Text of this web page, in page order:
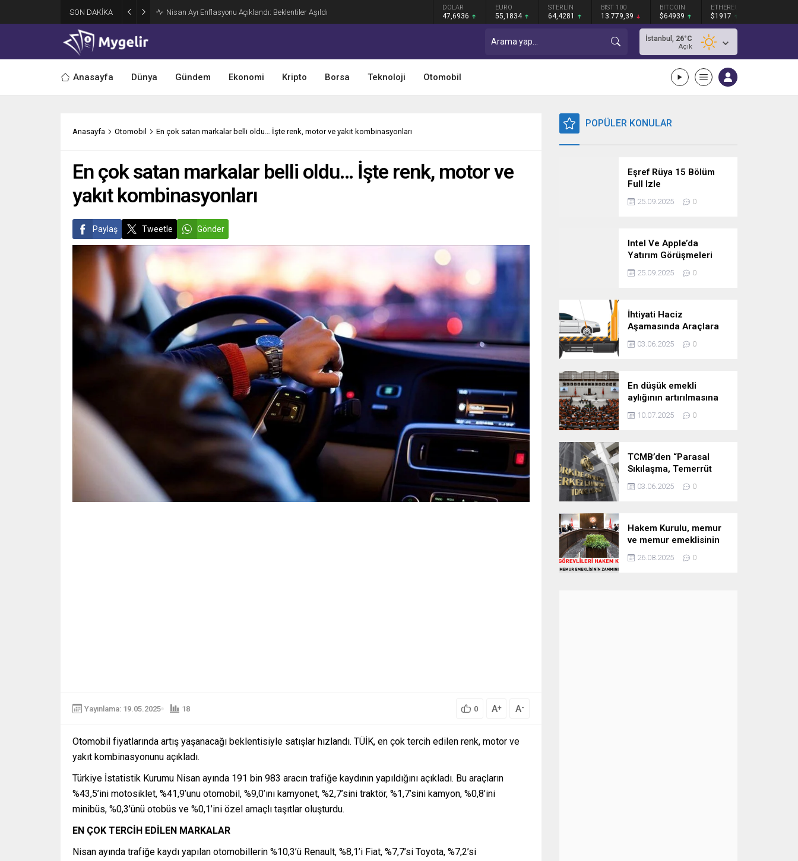
SON DAKİKA Nisan Ayı Enflasyonu Açıklandı: Beklentiler Aşıldı DOLAR
47,6936
EURO
55,1834
STERLİN
64,4281
BIST 100
13.779,39
BITCOIN
$64939
ETHEREUM
$1917
İstanbul, 26°C
Açık
Anasayfa Dünya Gündem Ekonomi Kripto Borsa Teknoloji Otomobil
Anasayfa Otomobil En çok satan markalar belli oldu… İşte renk, motor ve yakıt kombinasyonları
En çok satan markalar belli oldu… İşte renk, motor ve
yakıt kombinasyonları
Paylaş Tweetle Gönder
Yayınlama: 19.05.2025 18 0 A+ A-
Otomobil fiyatlarında artış yaşanacağı beklentisiyle satışlar hızlandı. TÜİK, en çok tercih edilen renk, motor ve
yakıt kombinasyonunu açıkladı.
Türkiye İstatistik Kurumu Nisan ayında 191 bin 983 aracın trafiğe kaydının yapıldığını açıkladı. Bu araçların
%43,5’ini motosiklet, %41,9’unu otomobil, %9,0’ını kamyonet, %2,7’sini traktör, %1,7’sini kamyon, %0,8’ini
minibüs, %0,3’ünü otobüs ve %0,1’ini özel amaçlı taşıtlar oluşturdu.
EN ÇOK TERCİH EDİLEN MARKALAR
Nisan ayında trafiğe kaydı yapılan otomobillerin %10,3’ü Renault, %8,1’i Fiat, %7,7’si Toyota, %7,2’si
POPÜLER KONULAR
Eşref Rüya 15 Bölüm
Full Izle
25.09.2025 0
Intel Ve Apple’da
Yatırım Görüşmeleri
Başladı
25.09.2025 0
İhtiyati Haciz
Aşamasında Araçlara
Yakalama Şerhi
Konulamaz!
03.06.2025 0
En düşük emekli
aylığının artırılmasına
yönelik teklif kabul
edildi
10.07.2025 0
TCMB’den “Parasal
Sıkılaşma, Temerrüt
Riski ve Firmaların
Konut Satışı” analizi
03.06.2025 0
Hakem Kurulu, memur
ve memur emeklisinin
zammını belirledi
26.08.2025 0